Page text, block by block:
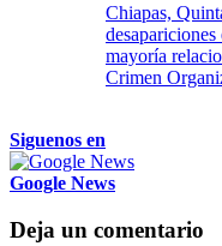
Chiapas,
mayoría
Crimen
Siguenos en
Google News
Deja un comentario